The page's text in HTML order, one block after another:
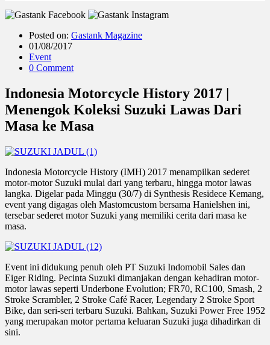
Posted on: Gastank Magazine
01/08/2017
Event
0 Comment
Indonesia Motorcycle History 2017 |
Menengok Koleksi Suzuki Lawas Dari
Masa ke Masa
Indonesia Motorcycle History (IMH) 2017 menampilkan sederet
motor-motor Suzuki mulai dari yang terbaru, hingga motor lawas
langka. Digelar pada Minggu (30/7) di Synthesis Residece Kemang,
event yang digagas oleh Mastomcustom bersama Hanielshen ini,
tersebar sederet motor Suzuki yang memiliki cerita dari masa ke
masa.
Event ini didukung penuh oleh PT Suzuki Indomobil Sales dan
Eiger Riding. Pecinta Suzuki dimanjakan dengan kehadiran motor-
motor lawas seperti Underbone Evolution; FR70, RC100, Smash, 2
Stroke Scrambler, 2 Stroke Café Racer, Legendary 2 Stroke Sport
Bike, dan seri-seri terbaru Suzuki. Bahkan, Suzuki Power Free 1952
yang merupakan motor pertama keluaran Suzuki juga dihadirkan di
sini.